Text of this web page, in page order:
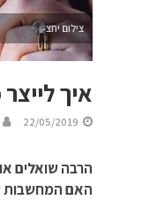
צילום יחצ
איך
22/05/2019
הרבה שואלים
האם המחשבות